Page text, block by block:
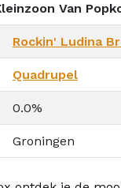
Van
Rockin' Ludina
Quadrupel
0.0%
Groningen